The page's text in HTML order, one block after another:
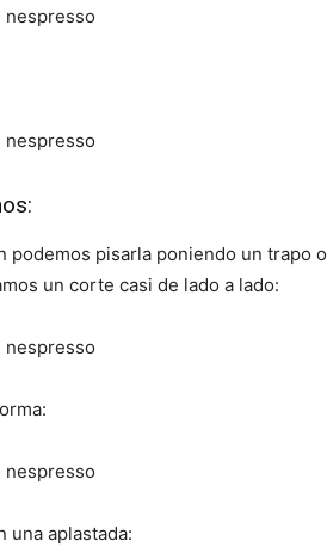
podemos pisarla poniendo un trapo o
un corte casi de lado a lado:
una aplastada: